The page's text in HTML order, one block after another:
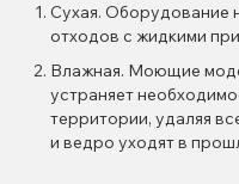
Сухая. Оборудование
отходов с жидкими
Влажная. Моющие
устраняет
территории, удаляя
и ведро уходят в